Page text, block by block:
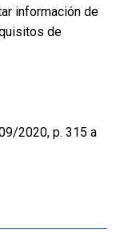
información de
de
2020, p. 315 a